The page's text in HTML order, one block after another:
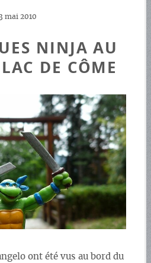
3 mai 2010
NINJA AU
DE CÔME
ont été vus au bord du